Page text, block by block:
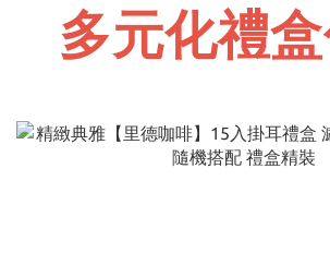
多元化禮